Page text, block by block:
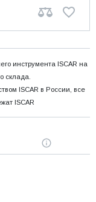
инструмента ISCAR на
склада.
ISCAR в России, все
ISCAR